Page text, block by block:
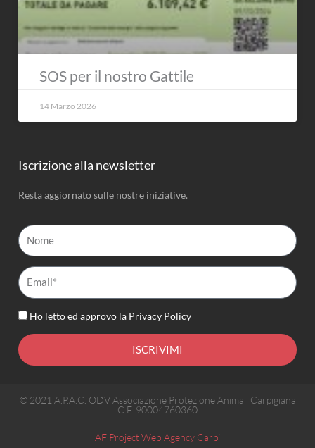
SOS per il nostro Gattile
14 Marzo 2026
Iscrizione alla newsletter
Resta aggiornato sulle nostre iniziative.
Nome
Email*
Ho letto ed approvo la Privacy Policy
ISCRIVIMI
© 2021 A.P.A.C. ODV Associazione Protezione Animali Carpigiana
C.F. 90004760360
AF Project Web Agency Carpi